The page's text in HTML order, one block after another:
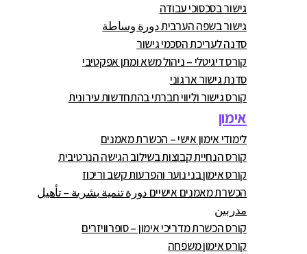
גישור בסכסוכי עבודה
גישור בשפה הערבית دورة وساطة
סדנה לעריכת הסכמי גישור
קורס דיגיטלי – ניהול משא ומתן אפקטיבי
סדנת גישור ארגוני
קורס גישור וליווי חברתי בהתחדשות עירונית
אימון
לימודי אימון אישי – הכשרת מאמנים
קורס הנחיית קבוצות בשילוב הגישה הנרטיבית
קורס אימון בני נוער והפרעות קשב וריכוז
הכשרת מאמנים אישיים دورة تنمية بشرية – تأهيل
مدربين
קורס הכשרת מדריכי אימון – סופרוויזרים
קורס אימון משפחה